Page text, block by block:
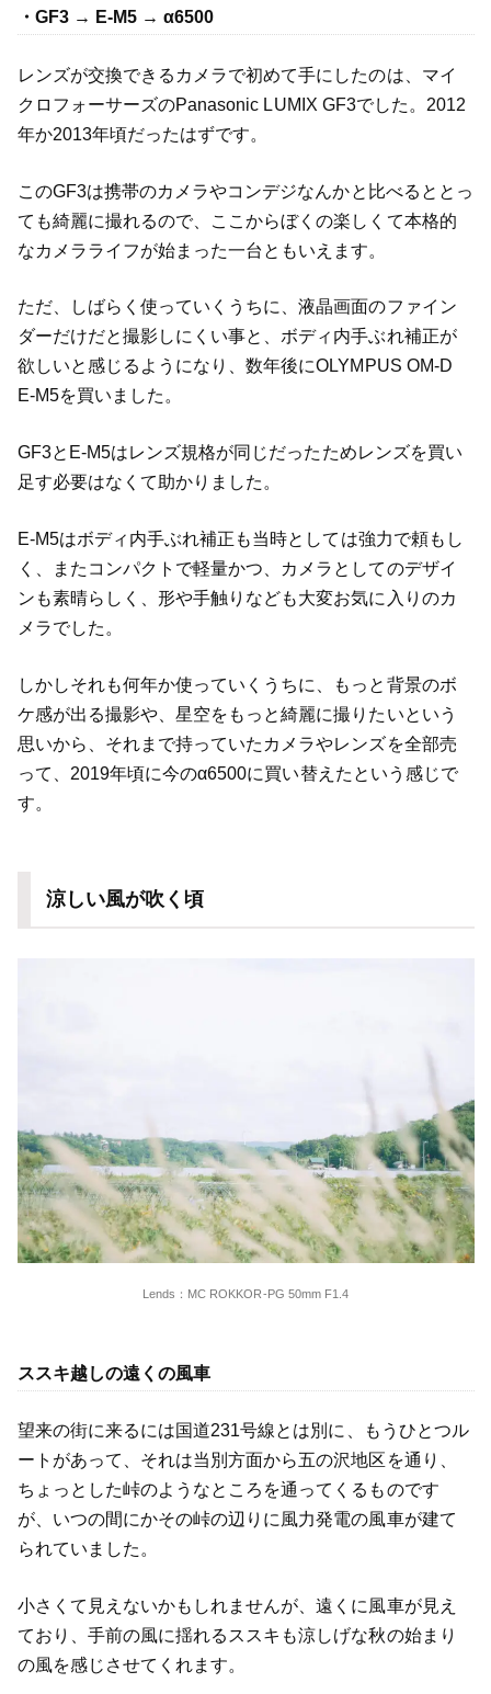
・GF3 → E-M5 → α6500
レンズが交換できるカメラで初めて手にしたのは、マイ
クロフォーサーズのPanasonic LUMIX GF3でした。2012
年か2013年頃だったはずです。
このGF3は携帯のカメラやコンデジなんかと比べるととっ
ても綺麗に撮れるので、ここからぼくの楽しくて本格的
なカメラライフが始まった一台ともいえます。
ただ、しばらく使っていくうちに、液晶画面のファイン
ダーだけだと撮影しにくい事と、ボディ内手ぶれ補正が
欲しいと感じるようになり、数年後にOLYMPUS OM-D
E-M5を買いました。
GF3とE-M5はレンズ規格が同じだったためレンズを買い
足す必要はなくて助かりました。
E-M5はボディ内手ぶれ補正も当時としては強力で頼もし
く、またコンパクトで軽量かつ、カメラとしてのデザイ
ンも素晴らしく、形や手触りなども大変お気に入りのカ
メラでした。
しかしそれも何年か使っていくうちに、もっと背景のボ
ケ感が出る撮影や、星空をもっと綺麗に撮りたいという
思いから、それまで持っていたカメラやレンズを全部売
って、2019年頃に今のα6500に買い替えたという感じで
す。
涼しい風が吹く頃
Lends：MC ROKKOR-PG 50mm F1.4
ススキ越しの遠くの風車
望来の街に来るには国道231号線とは別に、もうひとつル
ートがあって、それは当別方面から五の沢地区を通り、
ちょっとした峠のようなところを通ってくるものです
が、いつの間にかその峠の辺りに風力発電の風車が建て
られていました。
小さくて見えないかもしれませんが、遠くに風車が見え
ており、手前の風に揺れるススキも涼しげな秋の始まり
の風を感じさせてくれます。